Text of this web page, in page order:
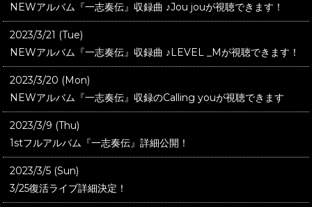
NEWアルバム『一志奏伝』収録曲 ♪Jou jouが視聴できます！
2023/3/21 (Tue)
NEWアルバム『一志奏伝』収録曲 ♪LEVEL _Mが視聴できます！
2023/3/20 (Mon)
NEWアルバム『一志奏伝』収録のCalling youが視聴できます
2023/3/9 (Thu)
1stフルアルバム『一志奏伝』詳細公開！
2023/3/5 (Sun)
3/25復活ライブ詳細決定！